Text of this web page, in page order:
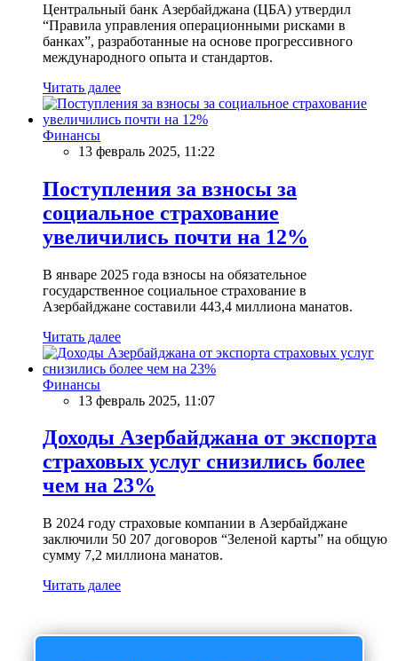
Центральный банк Азербайджана (ЦБА) утвердил
“Правила управления операционными рисками в
банках”, разработанные на основе прогрессивного
международного опыта и стандартов.
Читать далее
Финансы
13 февраль 2025, 11:22
Поступления за взносы за
социальное страхование
увеличились почти на 12%
В январе 2025 года взносы на обязательное
государственное социальное страхование в
Азербайджане составили 443,4 миллиона манатов.
Читать далее
Финансы
13 февраль 2025, 11:07
Доходы Азербайджана от экспорта
страховых услуг снизились более
чем на 23%
В 2024 году страховые компании в Азербайджане
заключили 50 207 договоров “Зеленой карты” на общую
сумму 7,2 миллиона манатов.
Читать далее